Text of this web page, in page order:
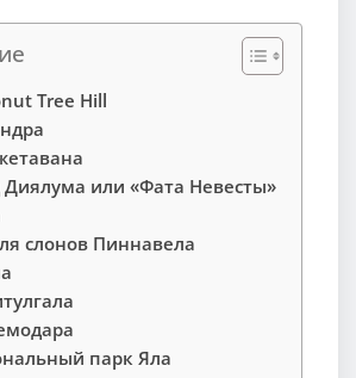
Tree Hill
Диялума или «Фата Невесты»
слонов Пиннавела
парк Яла